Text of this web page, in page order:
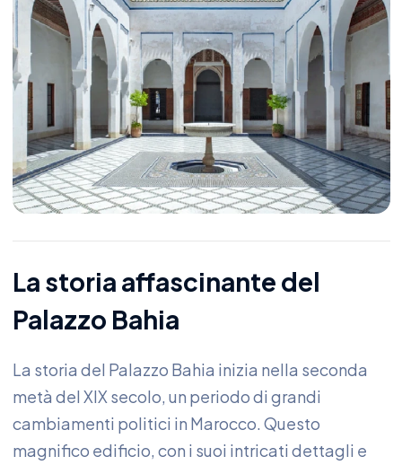
La storia affascinante del
Palazzo Bahia
La storia del Palazzo Bahia inizia nella seconda
metà del XIX secolo, un periodo di grandi
cambiamenti politici in Marocco. Questo
magnifico edificio, con i suoi intricati dettagli e